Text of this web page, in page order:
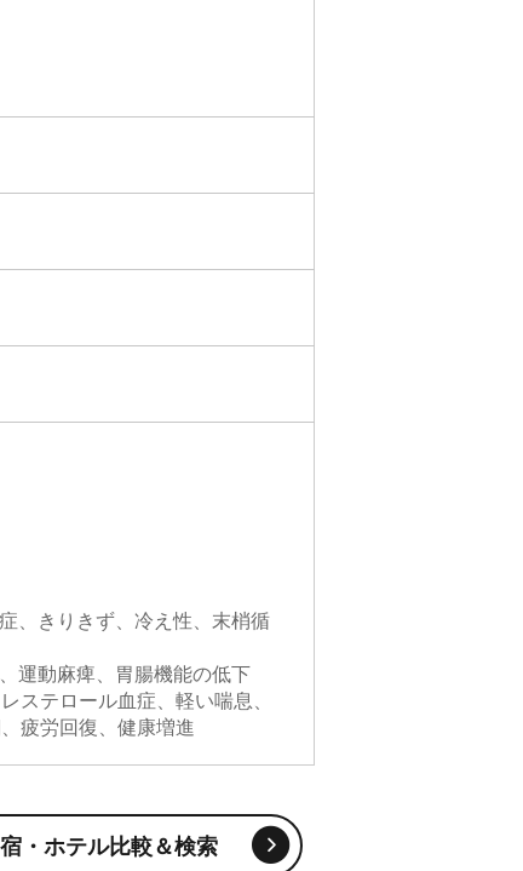
、きりきず、冷え性、末梢循
運動麻痺、胃腸機能の低下
ステロール血症、軽い喘息、
疲労回復、健康増進
宿・ホテル比較＆検索